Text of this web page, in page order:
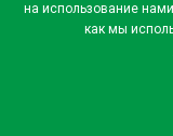
на использование
как мы